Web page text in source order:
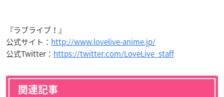
『ラブライブ！』
公式サイト： http://www.lovelive-anime.jp/
公式Twitter： https://twitter.com/LoveLive_staff
関連記事